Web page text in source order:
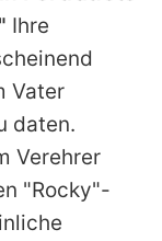
Ihre
Vater
daten.
Verehrer
"Rocky"-